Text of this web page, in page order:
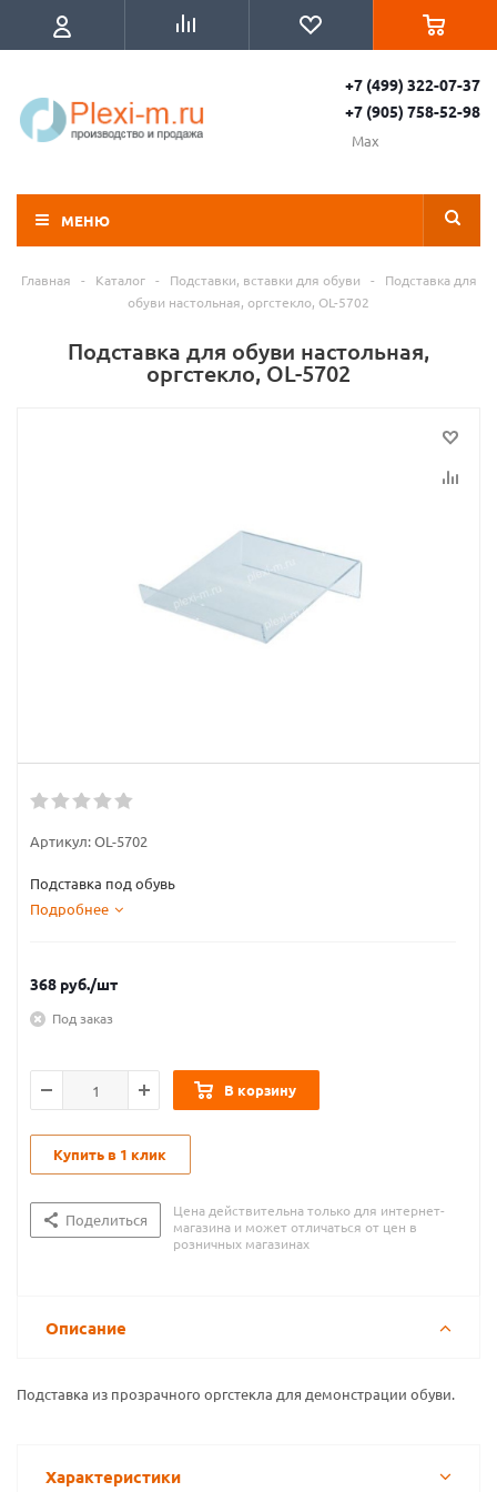
+7 (499) 322-07-37
+7 (905) 758-52-98
Max
МЕНЮ
Главная - Каталог - Подставки, вставки для обуви -
Подставка для
обуви настольная, оргстекло, OL-5702
Подставка для обуви настольная,
оргстекло, OL-5702
Артикул:OL-5702
Подставка под обувь
Подробнее
368 руб./шт
Под заказ
В корзину
Купить в 1 клик
Поделиться
Цена действительна только для интернет-
магазина и может отличаться от цен в
розничных магазинах
Описание
Подставка из прозрачного оргстекла для демонстрации обуви.
Характеристики